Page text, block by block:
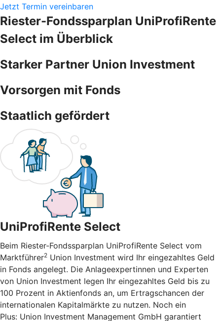
Jetzt Termin vereinbaren
Riester-Fondssparplan UniProfiRente
Select im Überblick
Starker Partner Union Investment
Vorsorgen mit Fonds
Staatlich gefördert
UniProfiRente Select
Beim Riester-Fondssparplan UniProfiRente Select vom
Marktführer2 Union Investment wird Ihr eingezahltes Geld
in Fonds angelegt. Die Anlageexpertinnen und Experten
von Union Investment legen Ihr eingezahltes Geld bis zu
100 Prozent in Aktienfonds an, um Ertragschancen der
internationalen Kapitalmärkte zu nutzen. Noch ein
Plus: Union Investment Management GmbH garantiert